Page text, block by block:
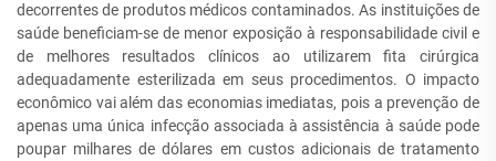
decorrentes de produtos médicos contaminados. As instituições de
saúde beneficiam-se de menor exposição à responsabilidade civil e
de melhores resultados clínicos ao utilizarem fita cirúrgica
adequadamente esterilizada em seus procedimentos. O impacto
econômico vai além das economias imediatas, pois a prevenção de
apenas uma única infecção associada à assistência à saúde pode
poupar milhares de dólares em custos adicionais de tratamento